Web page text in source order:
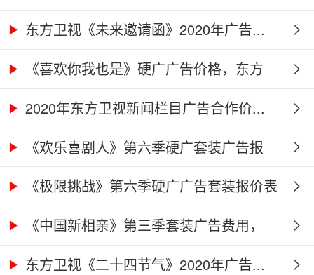
（硬...
东方卫视《未来邀请函》2020年广告...
《喜欢你我也是》硬广广告价格，东方
卫...2020年东方卫视新闻栏目广告合作价...
《欢乐喜剧人》第六季硬广套装广告报
价...《极限挑战》第六季硬广广告套装报价表
《中国新相亲》第三季套装广告费用，
东...东方卫视《二十四节气》2020年广告...